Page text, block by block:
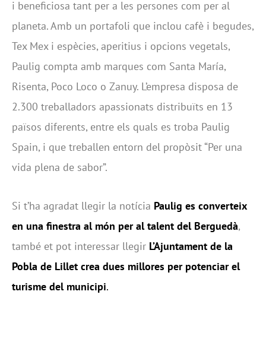
i beneficiosa tant per a les persones com per al
planeta. Amb un portafoli que inclou cafè i begudes,
Tex Mex i espècies, aperitius i opcions vegetals,
Paulig compta amb marques com Santa María,
Risenta, Poco Loco o Zanuy. L’empresa disposa de
2.300 treballadors apassionats distribuïts en 13
països diferents, entre els quals es troba Paulig
Spain, i que treballen entorn del propòsit “Per una
vida plena de sabor”.
Si t’ha agradat llegir la notícia Paulig es converteix
en una finestra al món per al talent del Berguedà,
també et pot interessar llegir L’Ajuntament de la
Pobla de Lillet crea dues millores per potenciar el
turisme del municipi.